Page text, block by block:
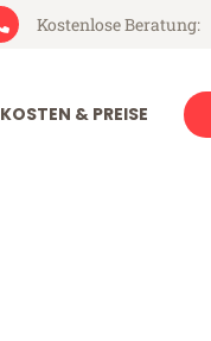
Kostenlose Beratung:
KOSTEN & PREISE